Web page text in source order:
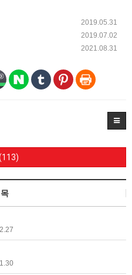
2019.05.31
2019.07.02
2021.08.31